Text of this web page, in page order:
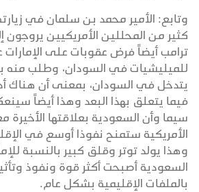
وتابع: الأمير محمد بن سلمان في
كثير من المحللين الأمريكيين
ترامب أيضاً فرض عقوبات على
للميليشيات في السودان، وطلب
يتدخل في السودان، بمعنى أن هناك
فيما يتعلق بهذا البعد وهذا أيضاً
سيما وأن السعودية بعلاقتها الأخيرة
الأمريكية ستمنح نفوذا أوسع في
وهذا يولد توتر وقلق كبير بالنسبة
السعودية أصبحت أكثر قوة ونفوذ
بالملفات الإقليمية بشكل عام.